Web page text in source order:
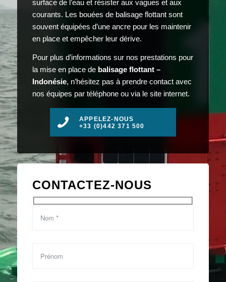
surface de l’eau et résister aux vagues et aux
courants. Les bouées de balisage flottant sont
souvent équipées d’une ancre pour les maintenir
en place et empêcher leur dérive.
Pour plus d’informations sur nos prestations pour
la mise en place de balisage flottant –
Indonésie, n’hésitez pas à prendre contact avec
nos équipes par téléphone ou via le site internet.
APPELEZ-NOUS
+33 (0)442 371 500
CONTACTEZ-NOUS